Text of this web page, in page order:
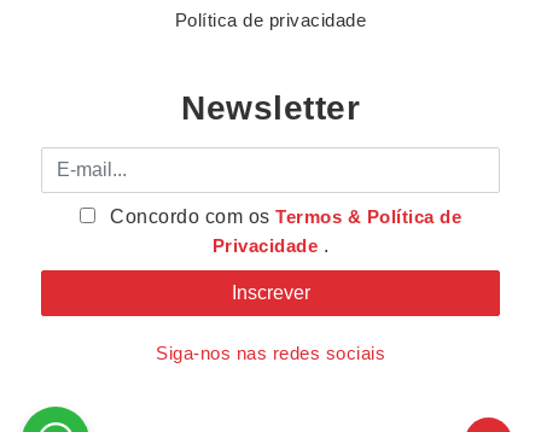
Política de privacidade
Newsletter
E-mail
Concordo com osTermos & Política de
Privacidade .
Siga-nos nas redes sociais